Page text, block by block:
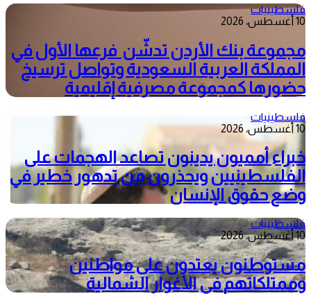
فلسطينيات
10 أغسطس، 2026
مجموعة بنك الأردن تدشّن فرعها الأول في
المملكة العربية السعودية وتواصل ترسيخ
حضورها كمجموعة مصرفية إقليمية
فلسطينيات
10 أغسطس، 2026
خبراء أمميون يدينون تصاعد الهجمات على
الفلسطينيين ويحذرون من تدهور خطير في
وضع حقوق الإنسان
فلسطينيات
10 أغسطس، 2026
مستوطنون يعتدون على مواطنين
وممتلكاتهم في الأغوار الشمالية